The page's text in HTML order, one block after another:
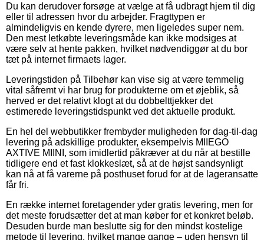
Du kan derudover forsøge at vælge at få udbragt hjem til dig
eller til adressen hvor du arbejder. Fragttypen er
almindeligvis en kende dyrere, men ligeledes super nem.
Den mest letkøbte leveringsmåde kan ikke modsiges at
være selv at hente pakken, hvilket nødvendiggør at du bor
tæt på internet firmaets lager.
Leveringstiden på Tilbehør kan vise sig at være temmelig
vital såfremt vi har brug for produkterne om et øjeblik, så
herved er det relativt klogt at du dobbelttjekker det
estimerede leveringstidspunkt ved det aktuelle produkt.
En hel del webbutikker frembyder muligheden for dag-til-dag
levering på adskillige produkter, eksempelvis MIIEGO
AXTIVE MIINI, som imidlertid påkræver at du når at bestille
tidligere end et fast klokkeslæt, så at de højst sandsynligt
kan nå at få varerne på posthuset forud for at de lageransatte
får fri.
En række internet foretagender yder gratis levering, men for
det meste forudsætter det at man køber for et konkret beløb.
Desuden burde man beslutte sig for den mindst kostelige
metode til levering, hvilket mange gange – uden hensyn til